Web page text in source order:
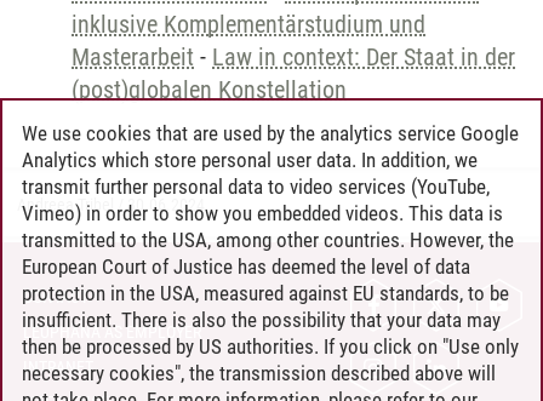
inklusive Komplementärstudium und
Masterarbeit - Law in context: Der Staat in der
(post)globalen Konstellation
Andreea Tribel 30.06.2024
CONTACT
LEUPHANA AS EMPLOYER
INTRANET
We use cookies that are used by the analytics service Google
Analytics which store personal user data. In addition, we
transmit further personal data to video services (YouTube,
Vimeo) in order to show you embedded videos. This data is
transmitted to the USA, among other countries. However, the
European Court of Justice has deemed the level of data
protection in the USA, measured against EU standards, to be
insufficient. There is also the possibility that your data may
then be processed by US authorities. If you click on "Use only
necessary cookies", the transmission described above will